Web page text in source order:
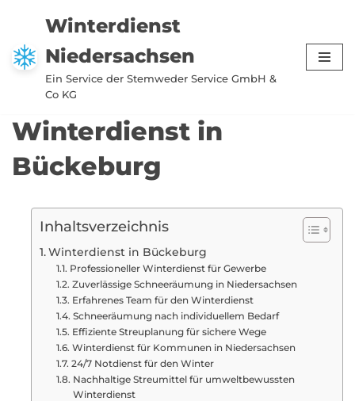
Zum
Inhalt
springen
Winterdienst
Niedersachsen
Ein Service der Stemweder Service GmbH &
Co KG
Winterdienst in
Bückeburg
Inhaltsverzeichnis
Winterdienst in Bückeburg
Professioneller Winterdienst für Gewerbe
Zuverlässige Schneeräumung in Niedersachsen
Erfahrenes Team für den Winterdienst
Schneeräumung nach individuellem Bedarf
Effiziente Streuplanung für sichere Wege
Winterdienst für Kommunen in Niedersachsen
24/7 Notdienst für den Winter
Nachhaltige Streumittel für umweltbewussten
Winterdienst